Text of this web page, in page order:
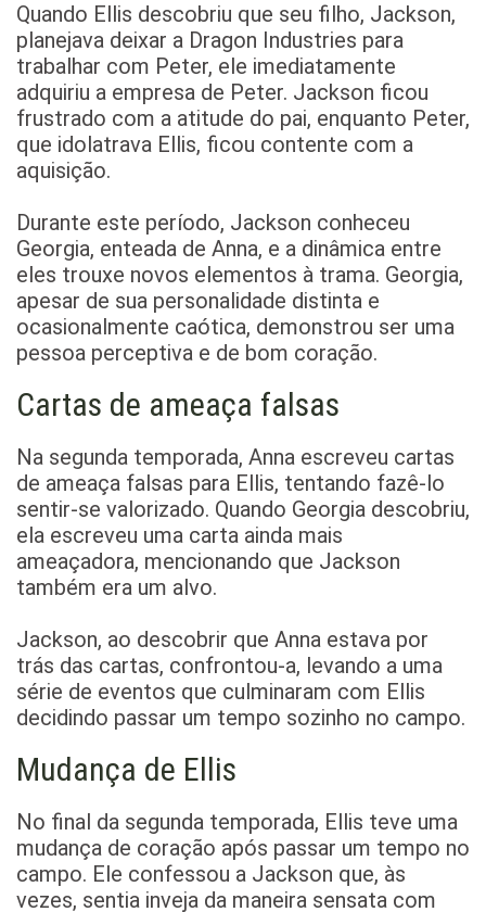
Quando Ellis descobriu que seu filho, Jackson,
planejava deixar a Dragon Industries para
trabalhar com Peter, ele imediatamente
adquiriu a empresa de Peter. Jackson ficou
frustrado com a atitude do pai, enquanto Peter,
que idolatrava Ellis, ficou contente com a
aquisição.
Durante este período, Jackson conheceu
Georgia, enteada de Anna, e a dinâmica entre
eles trouxe novos elementos à trama. Georgia,
apesar de sua personalidade distinta e
ocasionalmente caótica, demonstrou ser uma
pessoa perceptiva e de bom coração.
Cartas de ameaça falsas
Na segunda temporada, Anna escreveu cartas
de ameaça falsas para Ellis, tentando fazê-lo
sentir-se valorizado. Quando Georgia descobriu,
ela escreveu uma carta ainda mais
ameaçadora, mencionando que Jackson
também era um alvo.
Jackson, ao descobrir que Anna estava por
trás das cartas, confrontou-a, levando a uma
série de eventos que culminaram com Ellis
decidindo passar um tempo sozinho no campo.
Mudança de Ellis
No final da segunda temporada, Ellis teve uma
mudança de coração após passar um tempo no
campo. Ele confessou a Jackson que, às
vezes, sentia inveja da maneira sensata com